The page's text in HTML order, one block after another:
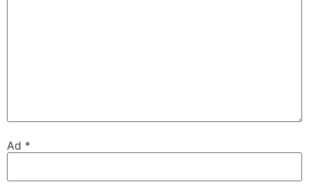
Ad *